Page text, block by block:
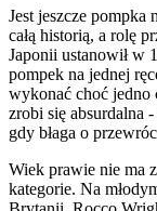
Jest jeszcze pompka
całą historią, a rolę
Japonii ustanowił w
pompek na jednej
wykonać choć jedno
zrobi się absurdalna
gdy błaga o
Wiek prawie nie ma
kategorie. Na